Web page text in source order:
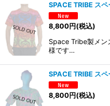
SPACE TRIBE ス
8,800円(税込)
Space Tribe製メン
様です…
SPACE TRIBE ス
8,800円(税込)